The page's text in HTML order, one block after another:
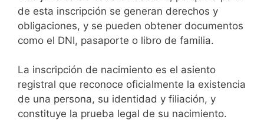
de esta inscripción se generan derechos y
obligaciones, y se pueden obtener documentos
como el DNI, pasaporte o libro de familia.
La inscripción de nacimiento es el asiento
registral que reconoce oficialmente la existencia
de una persona, su identidad y filiación, y
constituye la prueba legal de su nacimiento.